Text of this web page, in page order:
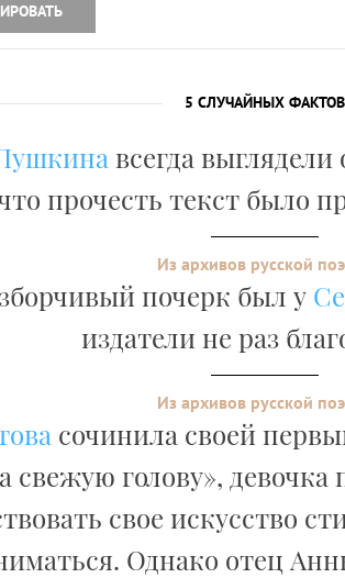
5 СЛУЧАЙНЫХ ФАКТОВ
всегда
прочесть текст было
Из архивов русской
почерк был у
издатели не раз
Из архивов русской
сочинила своей
свежую голову»,
свое искусство
Однако отец